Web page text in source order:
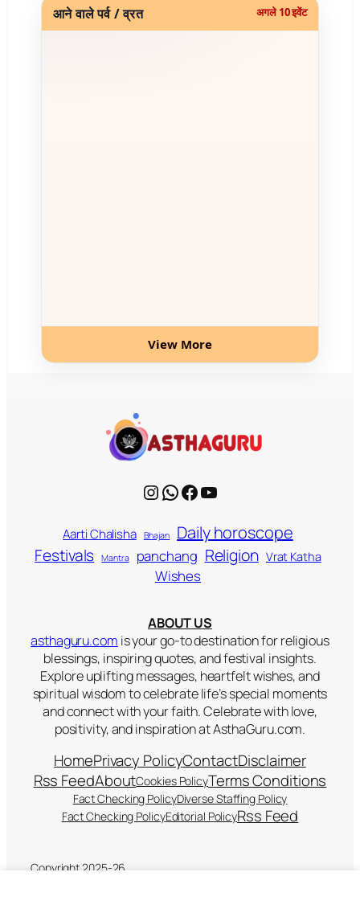
आने वाले पर्व / व्रत अगले 10 इवेंट
View More
Instagram WhatsApp Facebook YouTube
Aarti Chalisha Bhajan Daily horoscope
Festivals Mantra panchang Religion Vrat Katha
Wishes
ABOUT US
asthaguru.com is your go-to destination for religious
blessings, inspiring quotes, and festival insights.
Explore uplifting messages, heartfelt wishes, and
spiritual wisdom to celebrate life’s special moments
and connect with your faith. Celebrate with love,
positivity, and inspiration at AsthaGuru.com.
HomePrivacy PolicyContactDisclaimer
Rss FeedAboutCookies PolicyTerms Conditions
Fact Checking PolicyDiverse Staffing Policy
Fact Checking PolicyEditorial PolicyRss Feed
Copyright 2025-26